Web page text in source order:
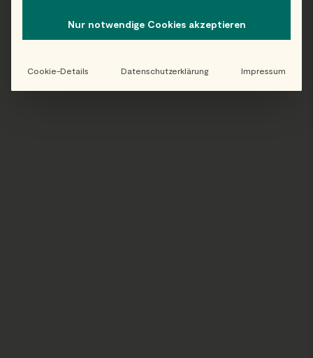
Folge uns auf Instagram!
Nur notwendige Cookies akzeptieren
Cookie-Details Datenschutzerklärung Impressum